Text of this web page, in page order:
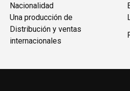
Nacionalidad
Una producción de
Distribución y ventas
internacionales